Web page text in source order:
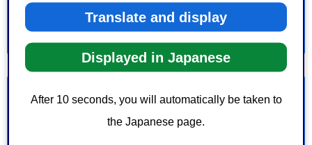
Translate and display
Displayed in Japanese
After 10 seconds, you will automatically be taken to
the Japanese page.
見をお聞かせください